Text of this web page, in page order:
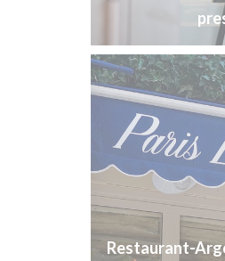
Restaurant-